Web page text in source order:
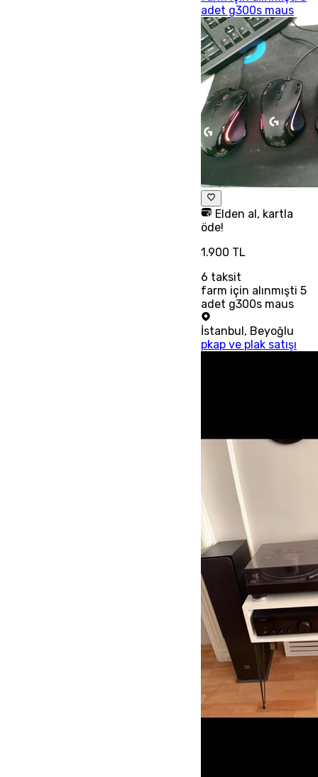
adet g300s maus
Elden al, kartla
öde!
1.900 TL
6 taksit
farm için alınmışti 5
adet g300s maus
İstanbul, Beyoğlu
pkap ve plak satışı